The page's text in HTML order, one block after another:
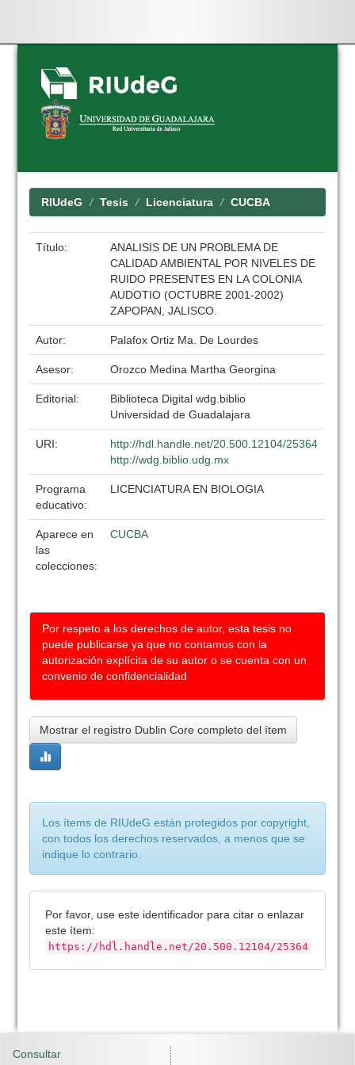
Skip
navigation
RIUdeG Tesis Licenciatura CUCBA
Título:
ANALISIS DE UN PROBLEMA DE
CALIDAD AMBIENTAL POR NIVELES DE
RUIDO PRESENTES EN LA COLONIA
AUDOTIO (OCTUBRE 2001-2002)
ZAPOPAN, JALISCO.
Autor: Palafox Ortiz Ma. De Lourdes
Asesor: Orozco Medina Martha Georgina
Editorial:
Biblioteca Digital wdg.biblio
Universidad de Guadalajara
URI:
http://hdl.handle.net/20.500.12104/25364
http://wdg.biblio.udg.mx
Programa
educativo:
LICENCIATURA EN BIOLOGIA
Aparece en
las
colecciones:
CUCBA
Por respeto a los derechos de autor, esta tesis no
puede publicarse ya que no contamos con la
autorización explícita de su autor o se cuenta con un
convenio de confidencialidad
Mostrar el registro Dublin Core completo del ítem
Los ítems de RIUdeG están protegidos por copyright,
con todos los derechos reservados, a menos que se
indique lo contrario.
Por favor, use este identificador para citar o enlazar
este ítem:
https://hdl.handle.net/20.500.12104/25364
Consultar